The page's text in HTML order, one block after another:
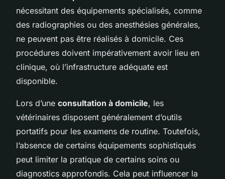
nécessitant des équipements spécialisés, comme
des radiographies ou des anesthésies générales,
ne peuvent pas être réalisés à domicile. Ces
procédures doivent impérativement avoir lieu en
clinique, où l’infrastructure adéquate est
disponible.
Lors d’une consultation à domicile, les
vétérinaires disposent généralement d’outils
portatifs pour les examens de routine. Toutefois,
l’absence de certains équipements sophistiqués
peut limiter la pratique de certains soins ou
diagnostics approfondis. Cela peut influencer la